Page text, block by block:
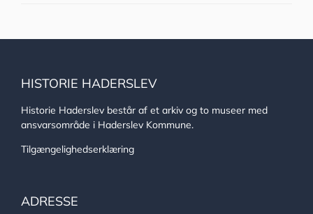
HISTORIE HADERSLEV
Historie Haderslev består af et arkiv og to museer med
ansvarsområde i Haderslev Kommune.
Tilgængelighedserklæring
ADRESSE